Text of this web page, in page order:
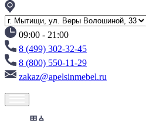
09:00 - 21:00
8 (499) 302-32-45
8 (800) 550-11-29
zakaz@apelsinmebel.ru